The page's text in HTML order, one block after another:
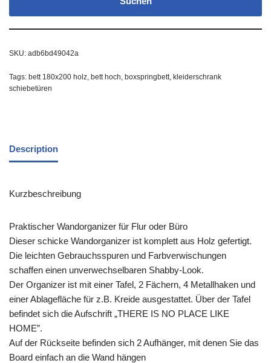
SKU: adb6bd49042a
Tags: bett 180x200 holz, bett hoch, boxspringbett, kleiderschrank
schiebetüren
Description
Kurzbeschreibung
Praktischer Wandorganizer für Flur oder Büro
Dieser schicke Wandorganizer ist komplett aus Holz gefertigt.
Die leichten Gebrauchsspuren und Farbverwischungen
schaffen einen unverwechselbaren Shabby-Look.
Der Organizer ist mit einer Tafel, 2 Fächern, 4 Metallhaken und
einer Ablagefläche für z.B. Kreide ausgestattet. Über der Tafel
befindet sich die Aufschrift „THERE IS NO PLACE LIKE
HOME”.
Auf der Rückseite befinden sich 2 Aufhänger, mit denen Sie das
Board einfach an die Wand hängen